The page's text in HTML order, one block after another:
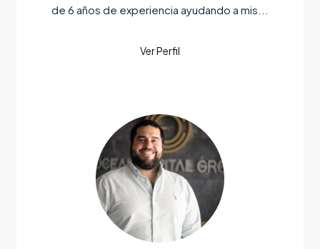
de 6 años de experiencia ayudando a mis...